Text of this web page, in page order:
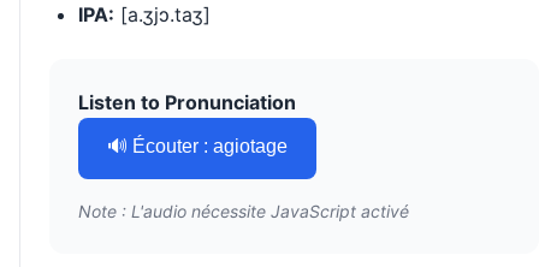
IPA: [a.ʒjɔ.taʒ]
Listen to Pronunciation
🔊 Écouter : agiotage
Note : L'audio nécessite JavaScript activé